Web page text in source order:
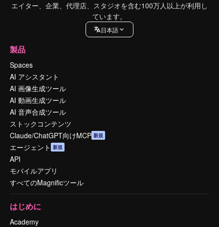
エイター、企業、代理店、スタジオを含む100万人以上が利用し
ています。
日本語
製品
Spaces
AI アシスタント
AI 画像生成ツール
AI 動画生成ツール
AI 音声合成ツール
ストックコンテンツ
Claude/ChatGPT向けMCP 新規
エージェント 新規
API
モバイルアプリ
すべてのMagnificツール
はじめに
Academy